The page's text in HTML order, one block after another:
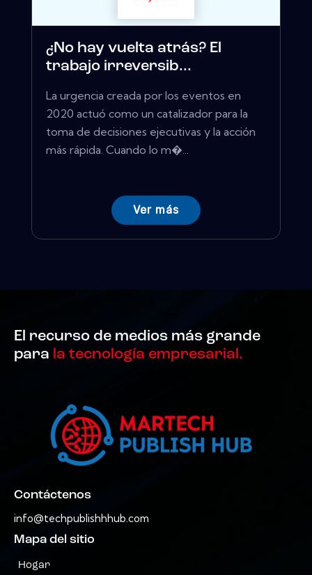
¿No hay vuelta atrás? El
trabajo irreversib...
La urgencia creada por los eventos en
2020 actuó como un catalizador para la
toma de decisiones ejecutivas y la acción
más rápida. Cuando lo m�...
Ver más
El recurso de medios más grande
para la tecnología empresarial.
Contáctenos
info@techpublishhhub.com
Mapa del sitio
Hogar